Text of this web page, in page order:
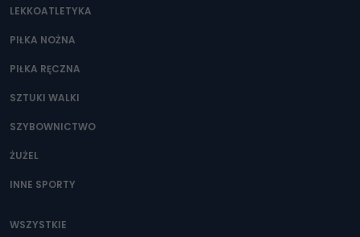
Przetwarzane kategorie Państwa danych osobowych to
zostały przekazane w Państwa imieniu) lub dane osobowe,
które zostały zebrane ze źródeł publicznie dostępnych, w
kontaktowy, adres korespondencyjny. Odbiorcą Pastwa
oraz partnerzy wspomagający administratora w jego
biznesowej działalności.
Jak skontaktować się z inspektorem
danych osobowych?
Można to zrobić pod numerem telefonu 62 735-51-05 lub
e-mailowo pod adresem: poczta@tvproart.pl
LEKKOATLETYKA
PIŁKA NOŻNA
PIŁKA RĘCZNA
SZTUKI WALKI
SZYBOWNICTWO
ŻUŻEL
INNE SPORTY
WSZYSTKIE